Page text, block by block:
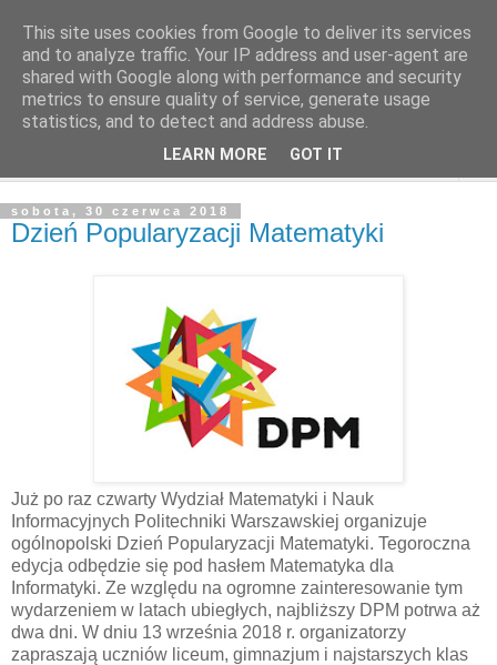
sobota, 30 czerwca 2018
Dzień Popularyzacji Matematyki
Już po raz czwarty Wydział Matematyki i Nauk
Informacyjnych Politechniki Warszawskiej organizuje
ogólnopolski Dzień Popularyzacji Matematyki. Tegoroczna
edycja odbędzie się pod hasłem Matematyka dla
Informatyki. Ze względu na ogromne zainteresowanie tym
wydarzeniem w latach ubiegłych, najbliższy DPM potrwa aż
dwa dni. W dniu 13 września 2018 r. organizatorzy
zapraszają uczniów liceum, gimnazjum i najstarszych klas
This site uses cookies from Google to deliver its services
and to analyze traffic. Your IP address and user-agent are
shared with Google along with performance and security
metrics to ensure quality of service, generate usage
statistics, and to detect and address abuse.
LEARN MORE GOT IT